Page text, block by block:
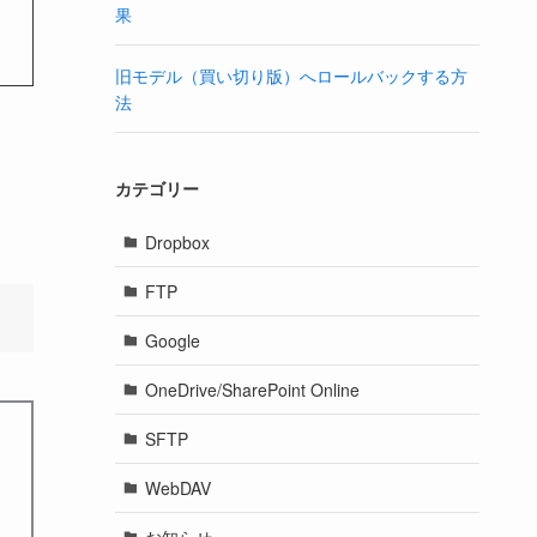
果
旧モデル（買い切り版）へロールバックする方
法
カテゴリー
Dropbox
FTP
Google
OneDrive/SharePoint Online
SFTP
WebDAV